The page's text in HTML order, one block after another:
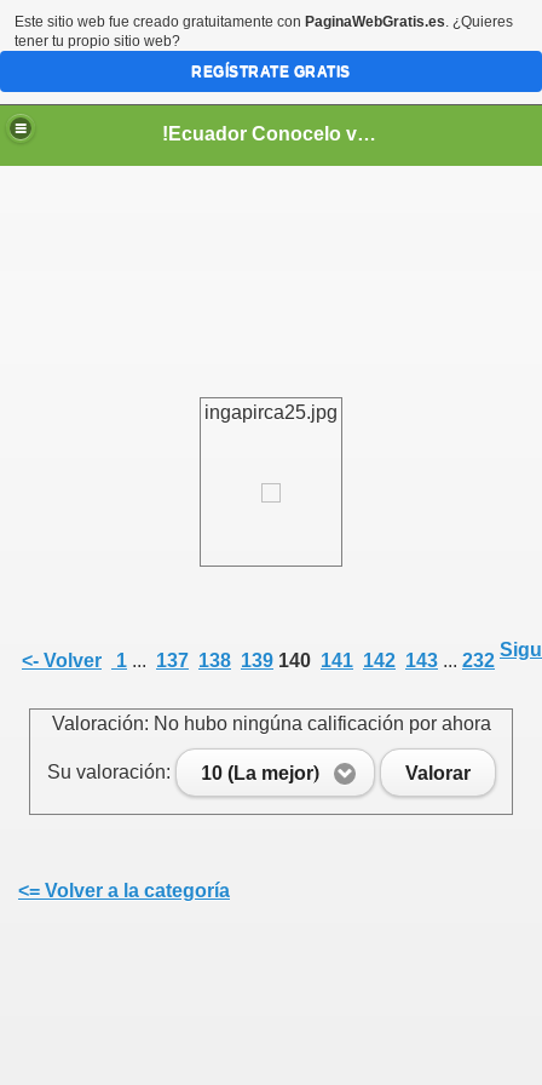
!Ecuador Conocelo vivelo!
ingapirca25.jpg
<- Volver 1 ... 137 138 139 140 141 142 143 ... 232
Valoración: No hubo ningúna calificación por ahora
Su valoración: 10 (La mejor) Valorar
<= Volver a la categoría
Este sitio web fue creado gratuitamente con PaginaWebGratis.es. ¿Quieres
tener tu propio sitio web?
REGÍSTRATE GRATIS